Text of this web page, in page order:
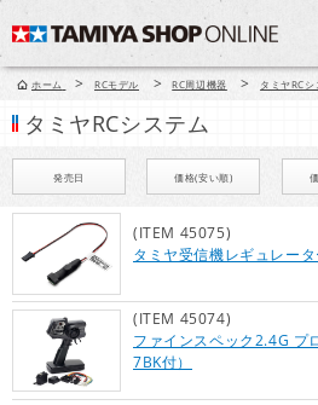
ホーム > RCモデル > RC周辺機器 > タミヤRCシ
タミヤRCシステム
発売日 価格(安い順)
(ITEM 45075)
タミヤ受信機レギュレー
(ITEM 45074)
ファインスペック2.4G プ
7BK付）